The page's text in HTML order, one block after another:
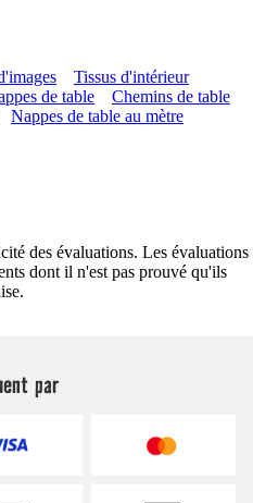
Tissus d'intérieur
de table
Chemins de table
Nappes de table au mètre
des évaluations. Les évaluations
dont il n'est pas prouvé qu'ils
par